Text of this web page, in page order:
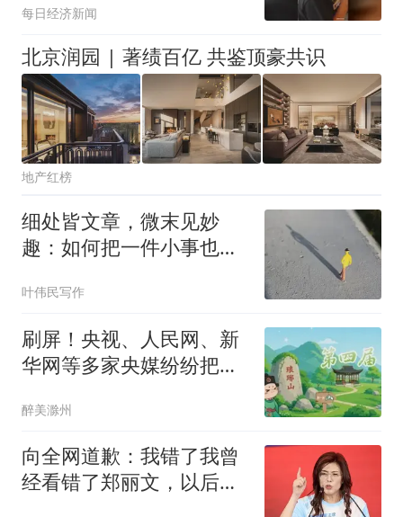
每日经济新闻
北京润园 | 著绩百亿 共鉴顶豪共识
地产红榜
细处皆文章，微末见妙
趣：如何把一件小事也写
叶伟民写作
刷屏！央视、人民网、新
华网等多家央媒纷纷把镜
醉美滁州
向全网道歉：我错了我曾
经看错了郑丽文，以后她